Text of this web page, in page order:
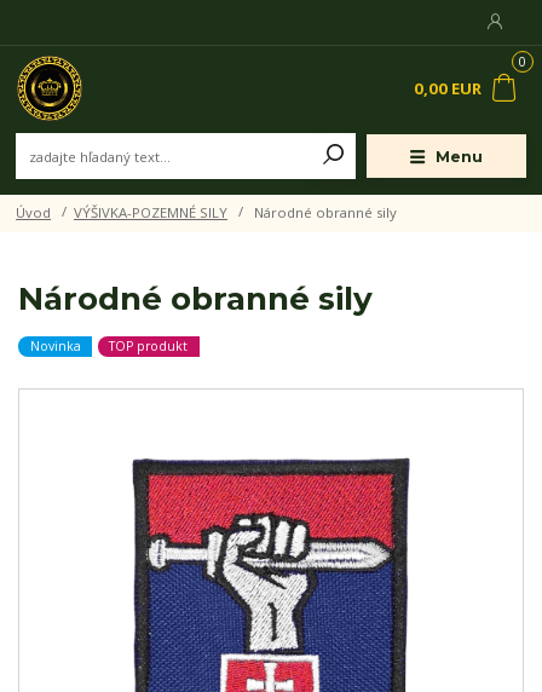
Menu
0
0,00 EUR
Úvod VÝŠIVKA-POZEMNÉ SILY Národné obranné sily
Národné obranné sily
Novinka TOP produkt